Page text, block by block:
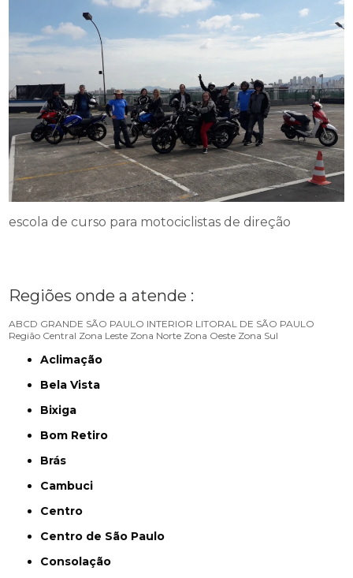
escola de curso para motociclistas de direção
Regiões onde a atende :
ABCD GRANDE SÃO PAULO INTERIOR LITORAL DE SÃO PAULO
Região Central Zona Leste Zona Norte Zona Oeste Zona Sul
Aclimação
Bela Vista
Bixiga
Bom Retiro
Brás
Cambuci
Centro
Centro de São Paulo
Consolação